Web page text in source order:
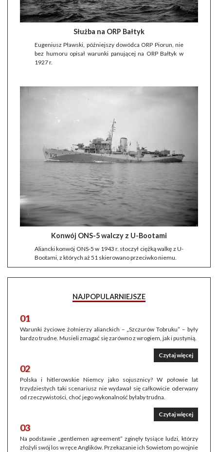
Służba na ORP Bałtyk
Eugeniusz Pławski, późniejszy dowódca ORP Piorun, nie
bez humoru opisał warunki panującej na ORP Bałtyk w
1927 r.
Konwój ONS-5 walczy z U-Bootami
Aliancki konwój ONS-5 w 1943 r. stoczył ciężką walkę z U-
Bootami, z których aż 51 skierowano przeciwko niemu.
NAJPOPULARNIEJSZE
01
Warunki życiowe żołnierzy alianckich – „Szczurów Tobruku” – były
bardzo trudne. Musieli zmagać się zarówno z wrogiem, jak i pustynią.
Czytaj więcej
02
Polska i hitlerowskie Niemcy jako sojusznicy? W połowie lat
trzydziestych taki scenariusz nie wydawał się całkowicie oderwany
od rzeczywistości, choć jego wykonalność byłaby trudna.
Czytaj więcej
03
Na podstawie „gentlemen agreement” zginęły tysiące ludzi, którzy
złożyli swój los w ręce Anglików. Przekazanie ich Sowietom po wojnie